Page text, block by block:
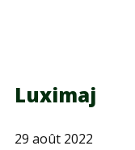
Luximaj
29 août 2022